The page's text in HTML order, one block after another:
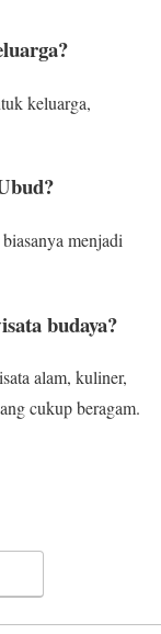
keluarga,
menjadi
budaya?
alam, kuliner,
cukup beragam.